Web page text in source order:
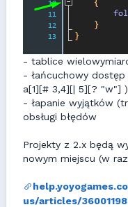
- tablice
- łańcuchowy
a[1][# 3,4][| 5][? "w"] )
- łapanie wyjątków
obsługi błędów
Projekty z 2.x będą
nowym miejscu (w
us/articles/